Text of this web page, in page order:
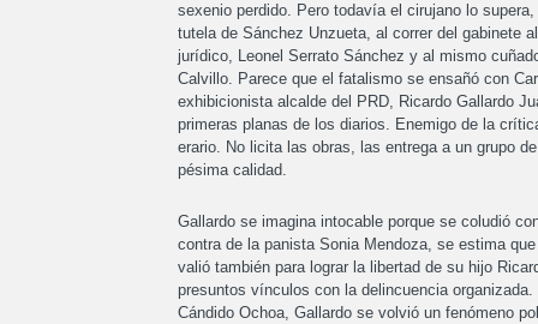
sexenio perdido. Pero todavía el cirujano lo
tutela de Sánchez Unzueta, al correr del gabinete
jurídico, Leonel Serrato Sánchez y al mismo
Calvillo. Parece que el fatalismo se ensañó con
exhibicionista alcalde del PRD, Ricardo Gallardo
primeras planas de los diarios. Enemigo de la
erario. No licita las obras, las entrega a un grupo
pésima calidad.
Gallardo se imagina intocable porque se coludió
contra de la panista Sonia Mendoza, se estima
valió también para lograr la libertad de su hijo
presuntos vínculos con la delincuencia
Cándido Ochoa, Gallardo se volvió un fenómeno